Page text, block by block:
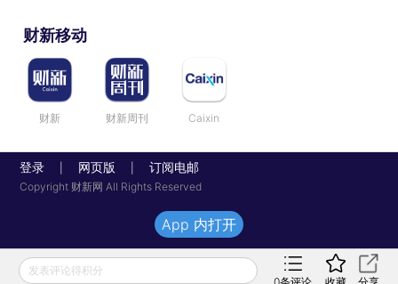
财新移动
财新 财新周刊 Caixin
登录 网页版 订阅电邮
Copyright 财新网 All Rights Reserved
发表评论得积分
0条评论 收藏 分享
App 内打开